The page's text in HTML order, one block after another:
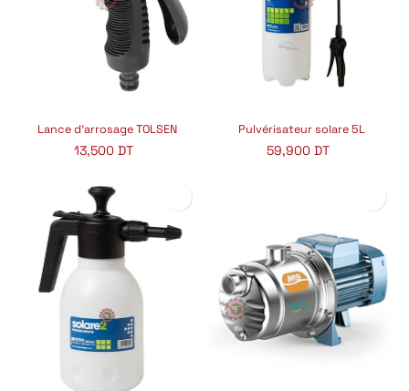
Lance d'arrosage TOLSEN
13,500 DT
Pulvérisateur solare 5L
59,900 DT